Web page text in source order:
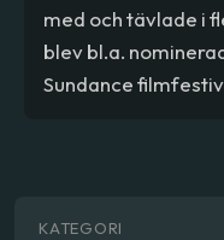
med och tävlade i
blev bl.a.
Sundance
KATEGORI